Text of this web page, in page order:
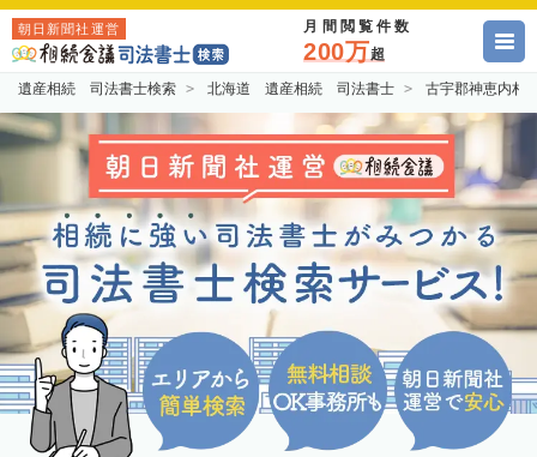
朝日新聞社運営 月間閲覧件数
200万超
遺産相続 司法書士検索 北海道 遺産相続 司法書士 古宇郡神恵内